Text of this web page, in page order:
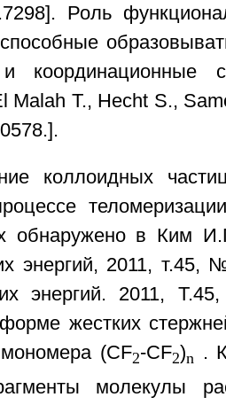
Роль
координационные
Malah Т., Hecht S.,
коллоидных
обнаружено в Ким
энергий, 2011,
энергий. 2011,
жестких
(CF2-CF2)n .
молекулы